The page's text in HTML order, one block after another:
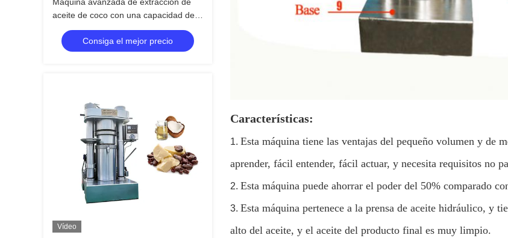
aceite de coco con una capacidad de
1230 kg y una capacidad de lote de 13
kg por loteConsiga el mejor precio
Vídeo
Características:
1. Esta máquina tiene las ventajas del pequeño volumen y de
aprender, fácil entender, fácil actuar, y necesita requisitos no
2. Esta máquina puede ahorrar el poder del 50% comparado
3. Esta máquina pertenece a la prensa de aceite hidráulico, y
alto del aceite, y el aceite del producto final es muy limpio.